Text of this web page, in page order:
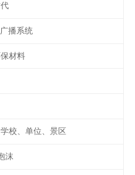
播系统
材料
校、单位、景区
沫